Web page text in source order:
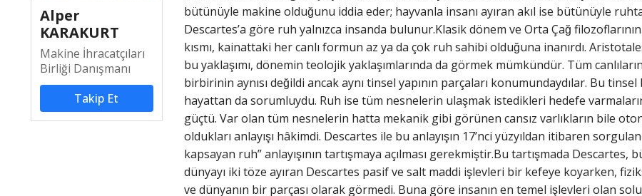
Alper
KARAKURT
Makine İhracatçıları
Birliği Danışmanı
Takip Et
bütünüyle makine olduğunu iddia eder; hayvanla insanı ayıran akıl ise bütünüyle
Descartes’a göre ruh yalnızca insanda bulunur.Klasik dönem ve Orta Çağ
kısmı, kainattaki her canlı formun az ya da çok ruh sahibi olduğuna inanırdı.
bu yaklaşımı, dönemin teolojik yaklaşımlarında da görmek mümkündür. Tüm
birbirinin aynısı değildi ancak aynı tinsel yapının parçaları konumundaydılar. Bu
hayattan da sorumluydu. Ruh ise tüm nesnelerin ulaşmak istedikleri hedefe
güçtü. Var olan tüm nesnelerin hatta mekanik gibi görünen cansız varlıkların bile
oldukları anlayışı hâkimdi. Descartes ile bu anlayışın 17’nci yüzyıldan itibaren
kapsayan ruh” anlayışının tartışmaya açılması gerekmiştir.Bu tartışmada Descartes,
dünyayı iki töze ayıran Descartes pasif ve salt maddi işlevleri bir kefeye koyarken,
ve dünyanın bir parçası olarak görmedi. Buna göre insanın en temel işlevleri olan